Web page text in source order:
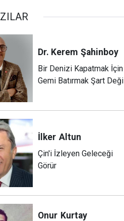
Dr. Kerem Şahinboy
Bir Denizi Kapatmak İçin
Gemi Batırmak Şart Değil
İlker Altun
Çin'i İzleyen Geleceği
Görür
Onur Kurtay